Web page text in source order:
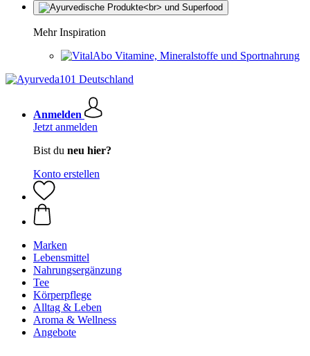
Mehr Inspiration
Vitamine, Mineralstoffe und Sportnahrung
Anmelden
Jetzt anmelden
Bist du neu hier?
Konto erstellen
Marken
Lebensmittel
Nahrungsergänzung
Tee
Körperpflege
Alltag & Leben
Aroma & Wellness
Angebote